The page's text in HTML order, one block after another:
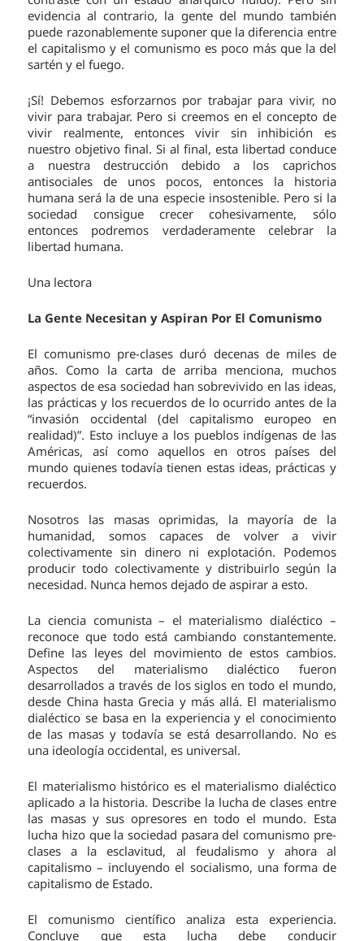
evidencia al contrario, la gente del mundo también
puede razonablemente suponer que la diferencia entre
el capitalismo y el comunismo es poco más que la del
sartén y el fuego.
¡Sí! Debemos esforzarnos por trabajar para vivir, no
vivir para trabajar. Pero si creemos en el concepto de
vivir realmente, entonces vivir sin inhibición es
nuestro objetivo final. Si al final, esta libertad conduce
a nuestra destrucción debido a los caprichos
antisociales de unos pocos, entonces la historia
humana será la de una especie insostenible. Pero si la
sociedad consigue crecer cohesivamente, sólo
entonces podremos verdaderamente celebrar la
libertad humana.
Una lectora
La Gente Necesitan y Aspiran Por El Comunismo
El comunismo pre-clases duró decenas de miles de
años. Como la carta de arriba menciona, muchos
aspectos de esa sociedad han sobrevivido en las ideas,
las prácticas y los recuerdos de lo ocurrido antes de la
“invasión occidental (del capitalismo europeo en
realidad)”. Esto incluye a los pueblos indígenas de las
Américas, así como aquellos en otros países del
mundo quienes todavía tienen estas ideas, prácticas y
recuerdos.
Nosotros las masas oprimidas, la mayoría de la
humanidad, somos capaces de volver a vivir
colectivamente sin dinero ni explotación. Podemos
producir todo colectivamente y distribuirlo según la
necesidad. Nunca hemos dejado de aspirar a esto.
La ciencia comunista – el materialismo dialéctico –
reconoce que todo está cambiando constantemente.
Define las leyes del movimiento de estos cambios.
Aspectos del materialismo dialéctico fueron
desarrollados a través de los siglos en todo el mundo,
desde China hasta Grecia y más allá. El materialismo
dialéctico se basa en la experiencia y el conocimiento
de las masas y todavía se está desarrollando. No es
una ideología occidental, es universal.
El materialismo histórico es el materialismo dialéctico
aplicado a la historia. Describe la lucha de clases entre
las masas y sus opresores en todo el mundo. Esta
lucha hizo que la sociedad pasara del comunismo pre-
clases a la esclavitud, al feudalismo y ahora al
capitalismo – incluyendo el socialismo, una forma de
capitalismo de Estado.
El comunismo científico analiza esta experiencia.
Concluye que esta lucha debe conducir